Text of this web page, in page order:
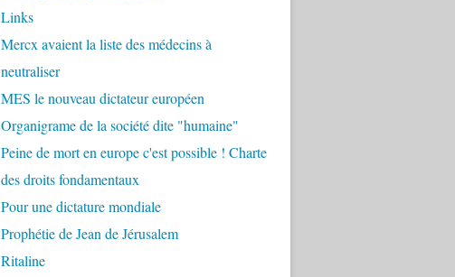
Links
Mercx avaient la liste des médecins à
neutraliser
MES le nouveau dictateur européen
Organigrame de la société dite "humaine"
Peine de mort en europe c'est possible ! Charte
des droits fondamentaux
Pour une dictature mondiale
Prophétie de Jean de Jérusalem
Ritaline